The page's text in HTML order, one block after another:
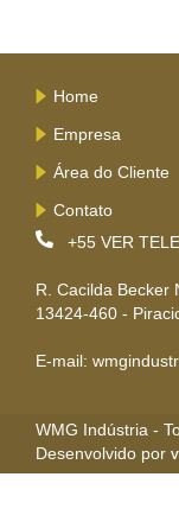
Home
Empresa
Área do Cliente
Contato
+55 VER
R. Cacilda Becker
13424-460 -
E-mail:
WMG Indústria -
Desenvolvido por